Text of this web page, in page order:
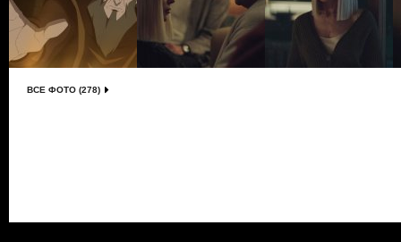
ВСЕ ФОТО (278)